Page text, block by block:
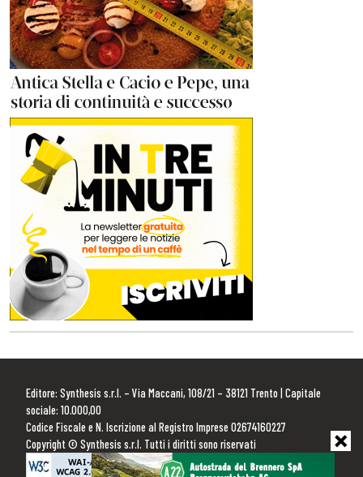
Editore: Synthesis s.r.l. – Via Maccani, 108/21 – 38121 Trento | Capitale
sociale: 10.000,00
Codice Fiscale e N. Iscrizione al Registro Imprese 02674160227
Copyright © Synthesis s.r.l. Tutti i diritti sono riservati